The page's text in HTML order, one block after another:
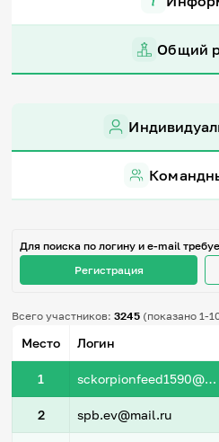
Знания в тестах
Педагогам
Школа наставников
IT-урок
English
Регистрация
Общий
Для поиска по логину и e-mail
Регистрация
Всего участников:3245 (показано 1-
Место Логин
1 sckorpionfeed1590@mail.ru
2 spb.ev@mail.ru